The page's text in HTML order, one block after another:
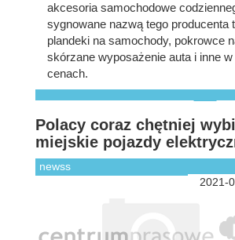
akcesoria samochodowe
sygnowane nazwą tego producenta
plandeki na samochody, pokrowce
skórzane wyposażenie auta i inne
cenach.
Polacy coraz chętniej
miejskie pojazdy
newss
2021-